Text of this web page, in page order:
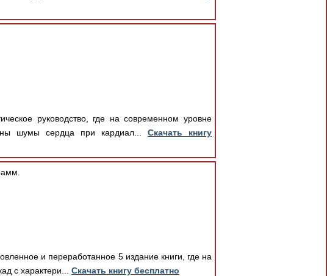
руководство, где на современном уровне
шумы сердца при кардиал... Скачать книгу
и переработанное 5 издание книги, где на
с характери... Скачать книгу бесплатно